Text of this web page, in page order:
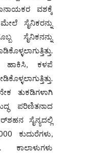
ವಶಕ್ಕೆ
ಸೈನಿಕರನ್ನು
ಸೈನಿಕನನ್ನು
ಹಾಕಿಸಿ, ಕಳಪೆ
ತುಕಡಿಗಳಾಗಿ
ಪರಿಣಿತನಾದ
ಸೈನ್ಯದಲ್ಲಿ
ಕುದುರೆಗಳು,